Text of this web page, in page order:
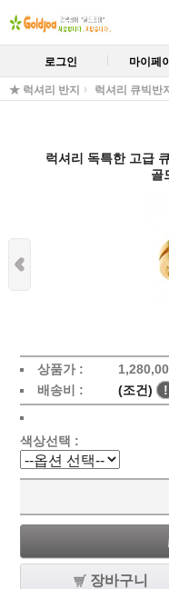
로그인 마이페
★ 럭셔리 반지 럭셔리 큐빅반지
럭셔리 독특한 고급
골
상품가 :
배송비 : (조건) !
색상선택 :
장바구니